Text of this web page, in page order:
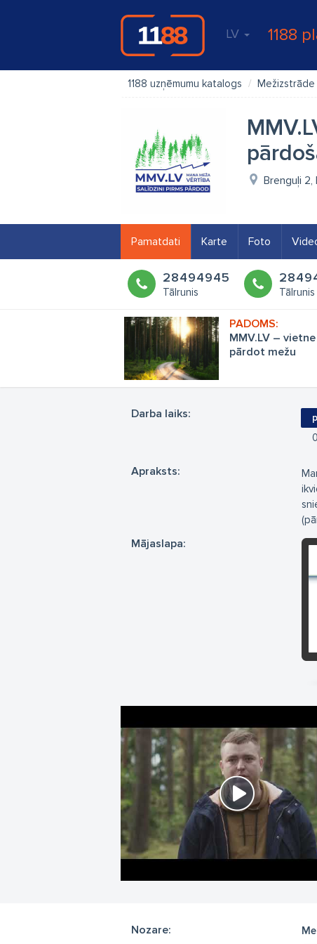
LV 1188
1188 uzņēmumu katalogs Mežizstrāde
Brenguļi 2,
Pamatdati Karte Foto
28494945
Tālrunis Tālrunis
MMV.LV –
pārdot mežu
Darba laiks:
Apraksts:
Mājaslapa:
Nozare: